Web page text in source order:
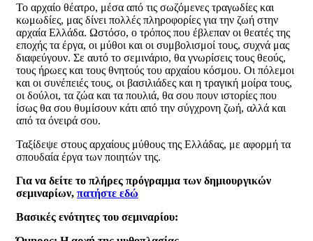
Το αρχαίο θέατρο, μέσα από τις σωζόμενες τραγωδίες και
κωμωδίες, μας δίνει πολλές πληροφορίες για την ζωή στην
αρχαία Ελλάδα. Ωστόσο, ο τρόπος που έβλεπαν οι θεατές της
εποχής τα έργα, οι μύθοι και οι συμβολισμοί τους, συχνά μας
διαφεύγουν. Σε αυτό το σεμινάριο, θα γνωρίσεις τους θεούς,
τους ήρωες και τους θνητούς του αρχαίου κόσμου. Οι πόλεμοι
και οι συνέπειές τους, οι βασιλιάδες και η τραγική μοίρα τους,
οι δούλοι, τα ζώα και τα πουλιά, θα σου πουν ιστορίες που
ίσως θα σου θυμίσουν κάτι από την σύγχρονη ζωή, αλλά και
από τα όνειρά σου.
Ταξίδεψε στους αρχαίους μύθους της Ελλάδας, με αφορμή τα
σπουδαία έργα των ποιητών της.
Για να δείτε το πλήρες πρόγραμμα των δημιουργικών
σεμιναρίων, πατήστε εδώ
Βασικές ενότητες του σεμιναρίου: